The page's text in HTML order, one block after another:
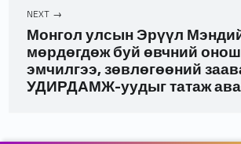
NEXT
Монгол улсын Эрүүл
мөрдөгдөж буй өвчний
эмчилгээ, зөвлөгөөний
УДИРДАМЖ-уудыг татаж